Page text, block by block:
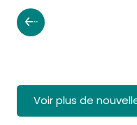
Voir plus de